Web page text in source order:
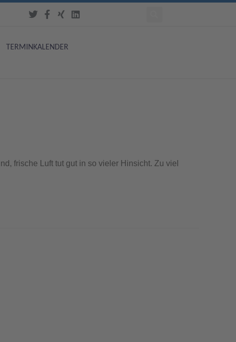
TERMINKALENDER
frische Luft tut gut in so vieler Hinsicht. Zu viel